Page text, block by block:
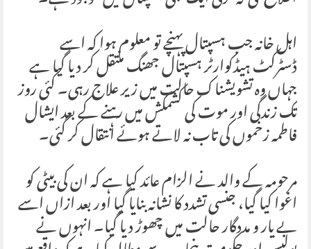
اہل خانہ جب ہسپتال پہنچے تو معلوم ہوا کہ اسے
ڈسٹرکٹ ہیڈکوارٹر ہسپتال جھنگ منتقل کر دیا گیا ہے
جہاں وہ تشویشناک حالت میں زیر علاج رہی۔ کئی روز
تک زندگی اور موت کی کشمکش میں رہنے کے بعد ایشال
فاطمہ زخموں کی تاب نہ لاتے ہوئے انتقال کر گئی۔
مرحومہ کے والد نے الزام عائد کیا ہے کہ ان کی بیٹی کو
اغوا کیا گیا، جنسی تشدد کا نشانہ بنایا گیا اور بعد ازاں اسے
بے یار و مددگار حالت میں چھوڑ دیا گیا۔ انہوں نے